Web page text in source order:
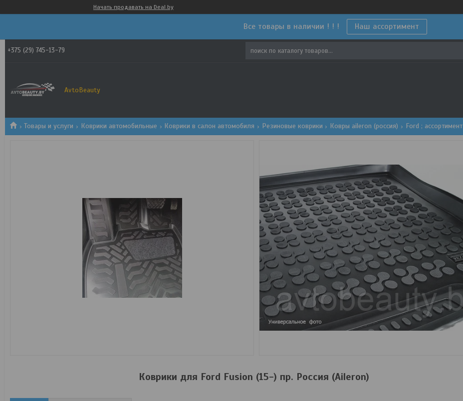
Начать продавать на Deal.by
Все товары в наличии ! ! ! Наш ассортимент
+375 (29) 745-13-79
AvtoBeauty
Товары и услуги Коврики автомобильные Коврики в салон автомобиля Резиновые коврики Ковры aileron (россия) Ford ; ассортимент
Коврики для Ford Fusion (15-) пр. Россия (Aileron)